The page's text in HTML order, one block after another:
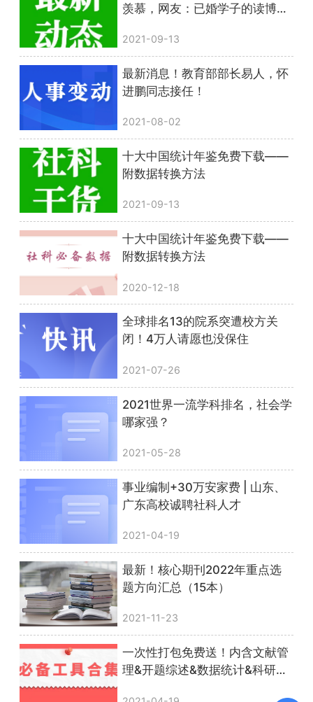
羡慕，网友：已婚学子的读博福
2021-09-13
最新消息！教育部部长易人，怀
进鹏同志接任！
2021-08-02
十大中国统计年鉴免费下载——
附数据转换方法
2021-09-13
十大中国统计年鉴免费下载——
附数据转换方法
2020-12-18
全球排名13的院系突遭校方关
闭！4万人请愿也没保住
2021-07-26
2021世界一流学科排名，社会学
哪家强？
2021-05-28
事业编制+30万安家费 | 山东、
广东高校诚聘社科人才
2021-04-19
最新！核心期刊2022年重点选
题方向汇总（15本）
2021-11-23
一次性打包免费送！内含文献管
理&开题综述&数据统计&科研绘